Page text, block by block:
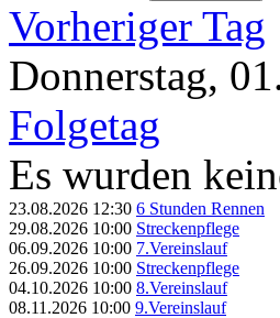
Vorheriger Tag
Donnerstag,
Folgetag
Es wurden
23.08.2026 12:30 6 Stunden Rennen
29.08.2026 10:00 Streckenpflege
06.09.2026 10:00 7.Vereinslauf
26.09.2026 10:00 Streckenpflege
04.10.2026 10:00 8.Vereinslauf
08.11.2026 10:00 9.Vereinslauf